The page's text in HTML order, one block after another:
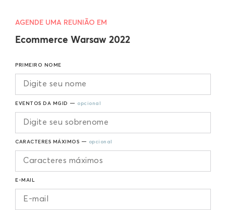
AGENDE UMA REUNIÃO EM
Ecommerce Warsaw 2022
PRIMEIRO NOME
EVENTOS DA MGID — opcional
CARACTERES MÁXIMOS — opcional
E-MAIL